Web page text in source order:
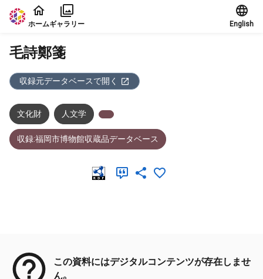
本文に飛ぶ
ホームギャラリー English
毛詩鄭箋
収録元データベースで開く
文化財 人文学
収録:福岡市博物館収蔵品データベース
この資料にはデジタルコンテンツが存在しませ
ん。